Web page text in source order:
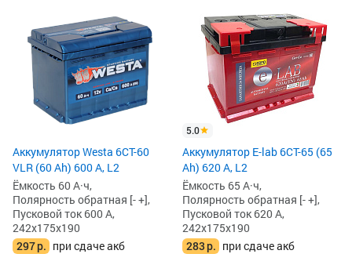
Аккумулятор Westa 6СТ-60
VLR (60 Ah) 600 А, L2
Ёмкость 60 А·ч,
Полярность обратная [- +],
Пусковой ток 600 А,
242x175x190
297р. при сдаче акб
5.0
Аккумулятор E-lab 6СТ-65 (65
Ah) 620 А, L2
Ёмкость 65 А·ч,
Полярность обратная [- +],
Пусковой ток 620 А,
242x175x190
283р. при сдаче акб